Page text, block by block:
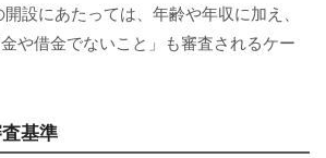
設にあたっては、年齢や年収に加え、
金や借金でないこと」も審査されるケー
基準